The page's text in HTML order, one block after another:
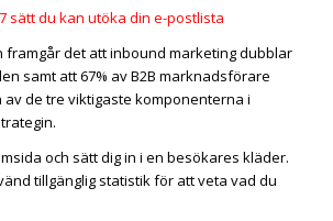
7 sätt du kan utöka din e-postlista
det att inbound marketing dubblar
samt att 67% av B2B marknadsförare
av de tre viktigaste komponenterna i
och sätt dig in i en besökares kläder.
tillgänglig statistik för att veta vad du